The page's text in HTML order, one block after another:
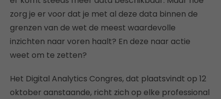
zorg je er voor dat je met al deze data binnen de
grenzen van de wet de meest waardevolle
inzichten naar voren haalt? En deze naar actie
weet om te zetten?
Het Digital Analytics Congres, dat plaatsvindt op 12
oktober aanstaande, richt zich op elke professional